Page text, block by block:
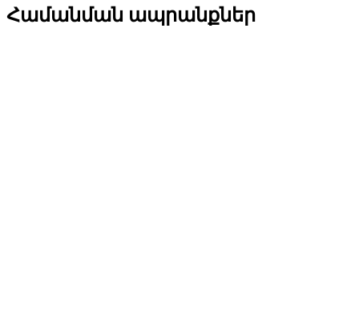
Համանման ապրանքներ